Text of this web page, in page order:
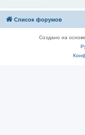
Список форумов
Создано на основе